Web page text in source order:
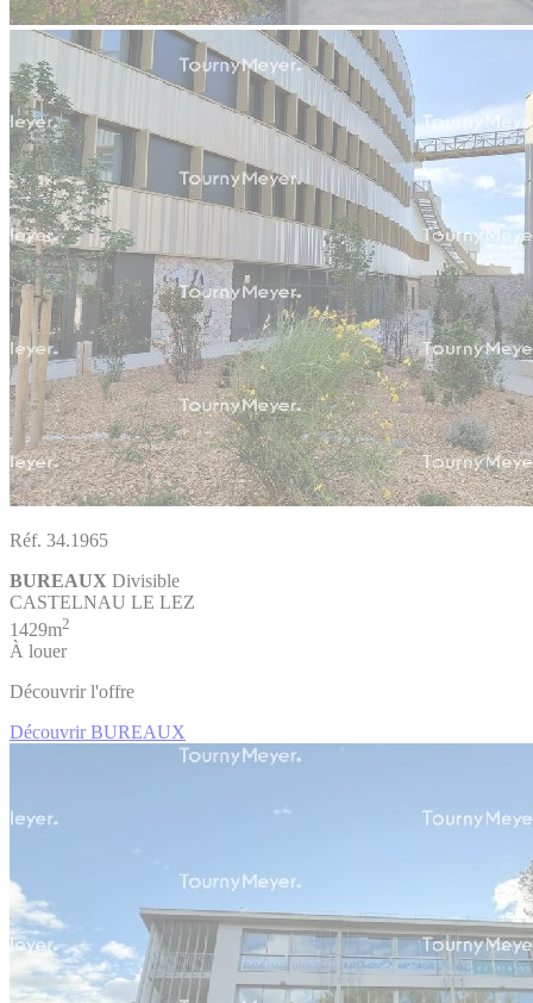
Réf. 34.1965
BUREAUX Divisible
CASTELNAU LE LEZ
1429m2
À louer
Découvrir l'offre
Découvrir BUREAUX